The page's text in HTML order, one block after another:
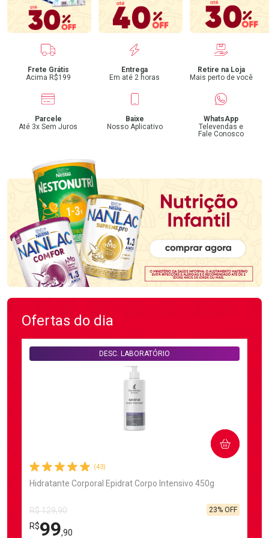
Benefícios
Frete Grátis
Acima R$199
Entrega
Em até 2 horas
Retire na Loja
Mais perto de você
Parcele
Até 3x Sem Juros
Baixe
Nosso Aplicativo
WhatsApp
Televendas e
Fale Conosco
Ofertas do dia
(43)
Hidratante Corporal Epidrat Corpo Intensivo 450g
DESC. LABORATÓRIO
R$ 129,90
R$99,90
23% OFF
COMPRAR